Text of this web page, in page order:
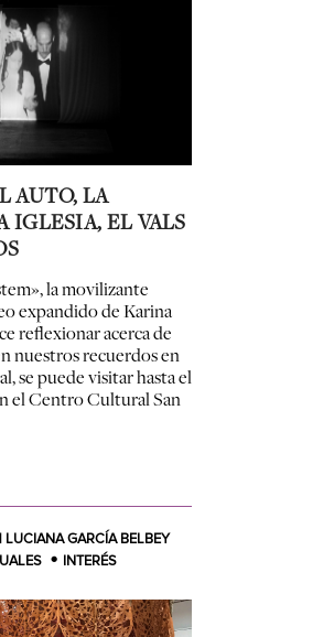
AUTO, LA
IGLESIA, EL VALS
la movilizante
expandido de Karina
reflexionar acerca de
nuestros recuerdos en
se puede visitar hasta el
el Centro Cultural San
LUCIANA GARCÍA BELBEY
INTERÉS